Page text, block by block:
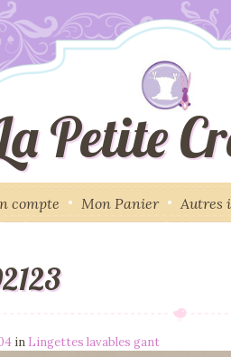
Petite
compte Mon Panier Autres
in Lingettes lavables gant